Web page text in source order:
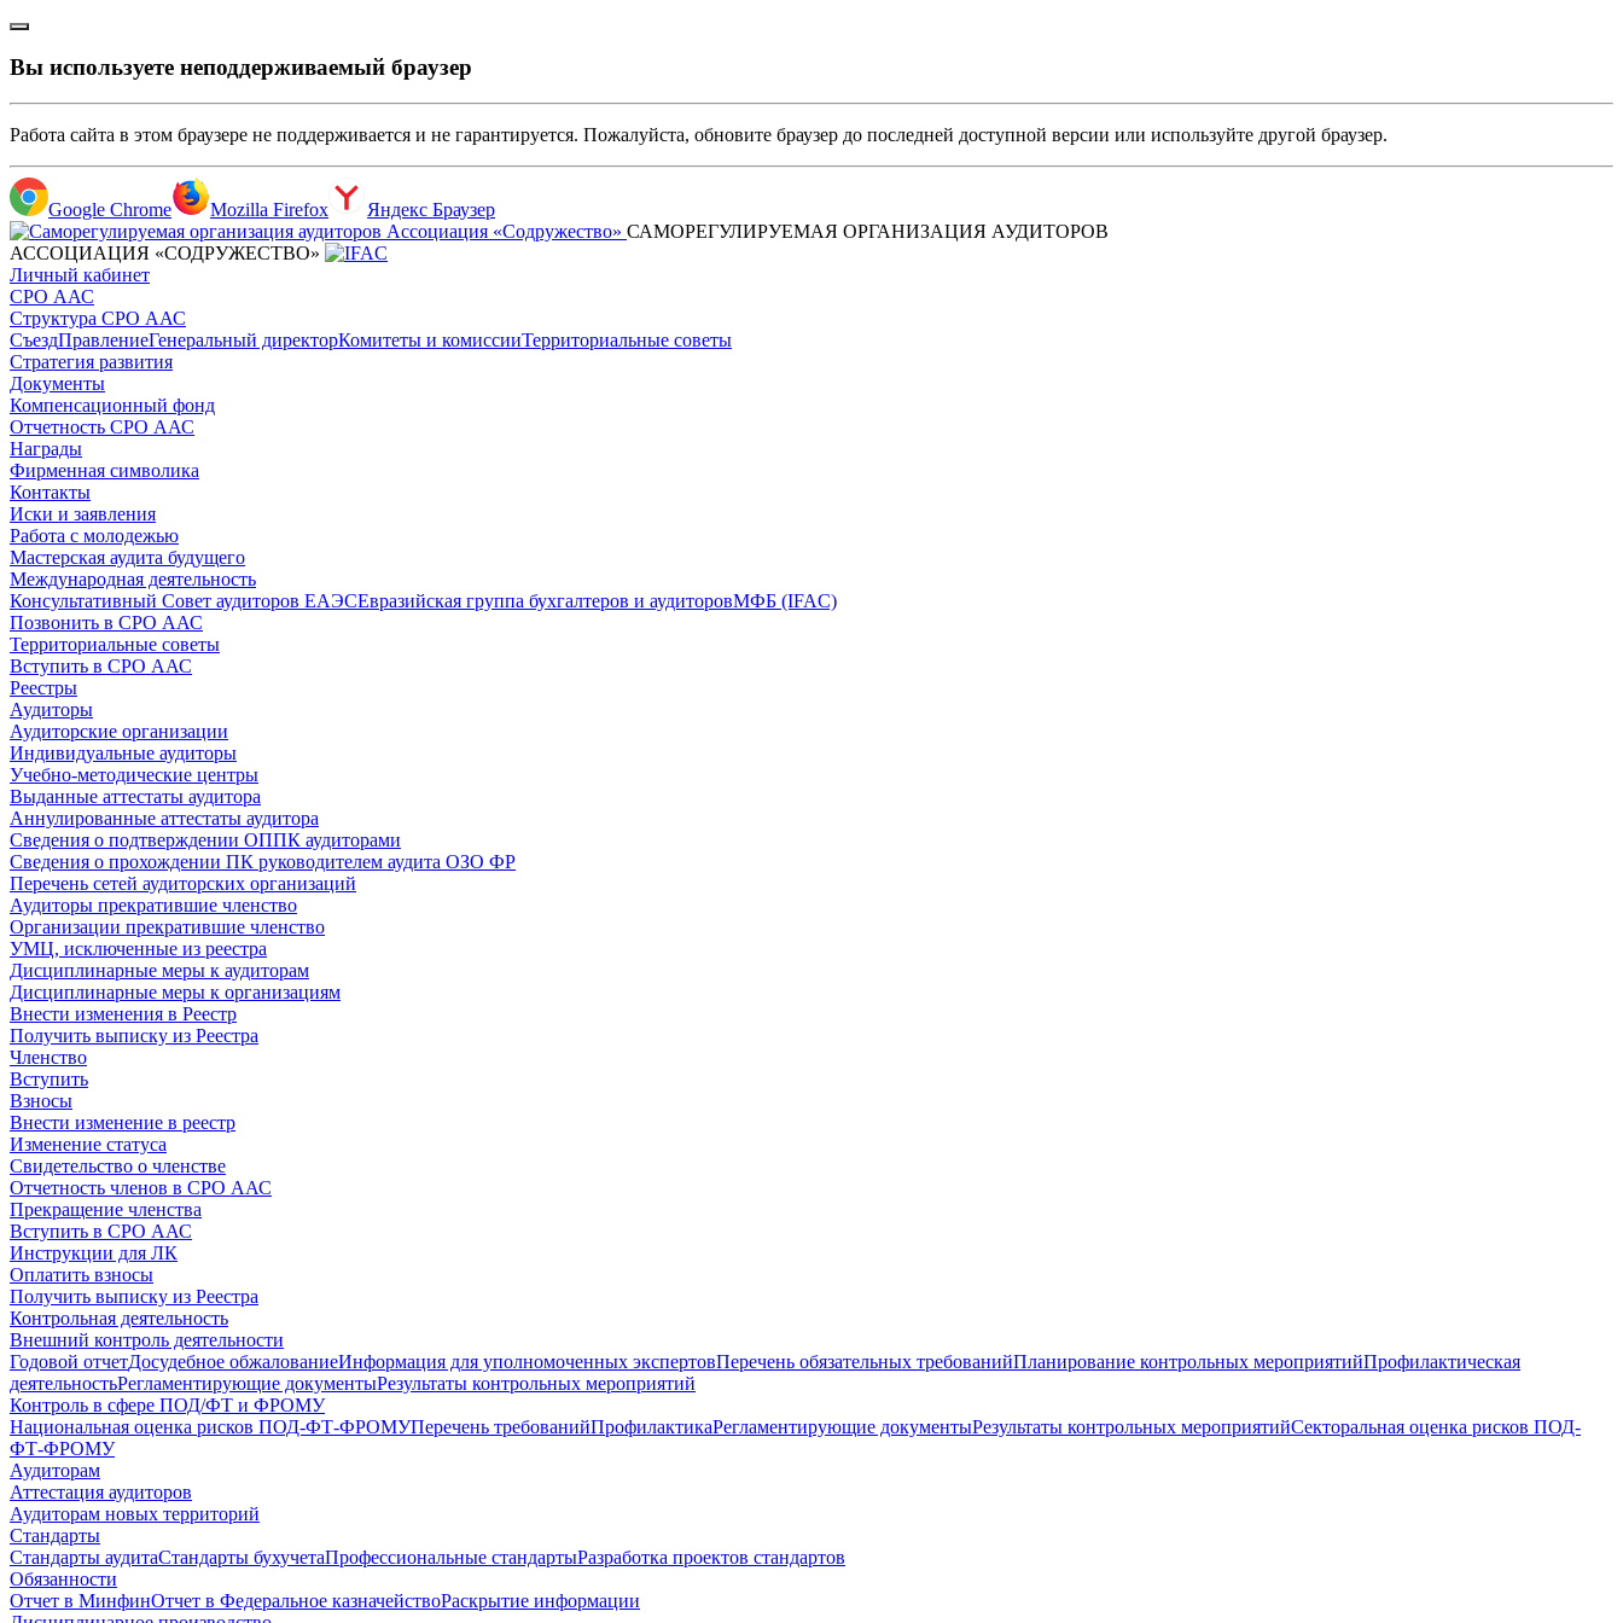
Вы используете неподдерживаемый браузер
Работа сайта в этом браузере не поддерживается и не гарантируется. Пожалуйста, обновите браузер до последней доступной версии или используйте другой браузер.
Google Chrome Mozilla Firefox
Яндекс Браузер
САМОРЕГУЛИРУЕМАЯ ОРГАНИЗАЦИЯ АУДИТОРОВ
АССОЦИАЦИЯ «СОДРУЖЕСТВО»
Личный кабинет
СРО ААС
Структура СРО ААС
СъездПравлениеГенеральный директорКомитеты и комиссииТерриториальные советы
Стратегия развития
Документы
Компенсационный фонд
Отчетность СРО ААС
Награды
Фирменная символика
Контакты
Иски и заявления
Работа с молодежью
Мастерская аудита будущего
Международная деятельность
Консультативный Совет аудиторов ЕАЭСЕвразийская группа бухгалтеров и аудиторовМФБ (IFAC)
Позвонить в СРО ААС
Территориальные советы
Вступить в СРО ААС
Реестры
Аудиторы
Аудиторские организации
Индивидуальные аудиторы
Учебно-методические центры
Выданные аттестаты аудитора
Аннулированные аттестаты аудитора
Сведения о подтверждении ОППК аудиторами
Сведения о прохождении ПК руководителем аудита ОЗО ФР
Перечень сетей аудиторских организаций
Аудиторы прекратившие членство
Организации прекратившие членство
УМЦ, исключенные из реестра
Дисциплинарные меры к аудиторам
Дисциплинарные меры к организациям
Внести изменения в Реестр
Получить выписку из Реестра
Членство
Вступить
Взносы
Внести изменение в реестр
Изменение статуса
Свидетельство о членстве
Отчетность членов в СРО ААС
Прекращение членства
Вступить в СРО ААС
Инструкции для ЛК
Оплатить взносы
Получить выписку из Реестра
Контрольная деятельность
Внешний контроль деятельности
Годовой отчетДосудебное обжалованиеИнформация для уполномоченных экспертовПеречень обязательных требованийПланирование контрольных мероприятийПрофилактическая
деятельностьРегламентирующие документыРезультаты контрольных мероприятий
Контроль в сфере ПОД/ФТ и ФРОМУ
Национальная оценка рисков ПОД-ФТ-ФРОМУПеречень требованийПрофилактикаРегламентирующие документыРезультаты контрольных мероприятийСекторальная оценка рисков ПОД-
ФТ-ФРОМУ
Аудиторам
Аттестация аудиторов
Аудиторам новых территорий
Стандарты
Стандарты аудитаСтандарты бухучетаПрофессиональные стандартыРазработка проектов стандартов
Обязанности
Отчет в МинфинОтчет в Федеральное казначействоРаскрытие информации